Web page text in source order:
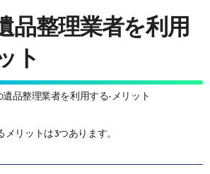
品整理業者を利用
ト
リットは3つあります。